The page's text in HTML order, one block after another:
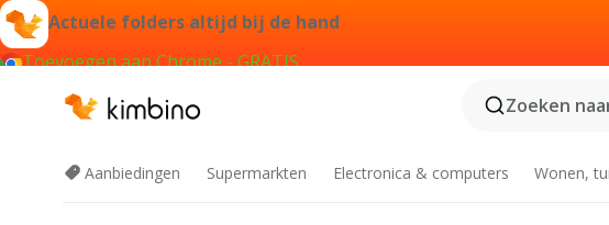
Actuele folders altijd bij de hand
Toevoegen aan Chrome - GRATIS
Zoeken
Aanbiedingen Supermarkten Electronica & computers Wonen,